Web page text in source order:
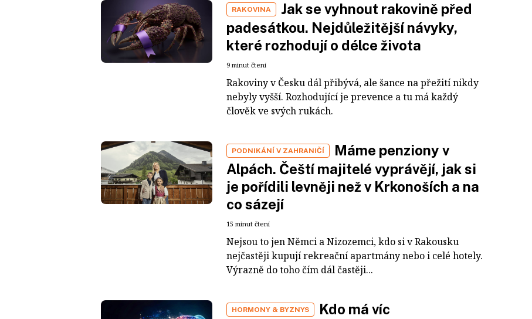
RAKOVINA
Jak se vyhnout rakovině před
padesátkou. Nejdůležitější návyky,
které rozhodují o délce života
9 minut čtení
Rakoviny v Česku dál přibývá, ale šance na přežití nikdy
nebyly vyšší. Rozhodující je prevence a tu má každý
člověk ve svých rukách.
PODNIKÁNÍ V ZAHRANIČÍ
Máme penziony v
Alpách. Čeští majitelé vyprávějí, jak si
je pořídili levněji než v Krkonoších a na
co sázejí
15 minut čtení
Nejsou to jen Němci a Nizozemci, kdo si v Rakousku
nejčastěji kupují rekreační apartmány nebo i celé hotely.
Výrazně do toho čím dál častěji...
HORMONY & BYZNYS
Kdo má víc